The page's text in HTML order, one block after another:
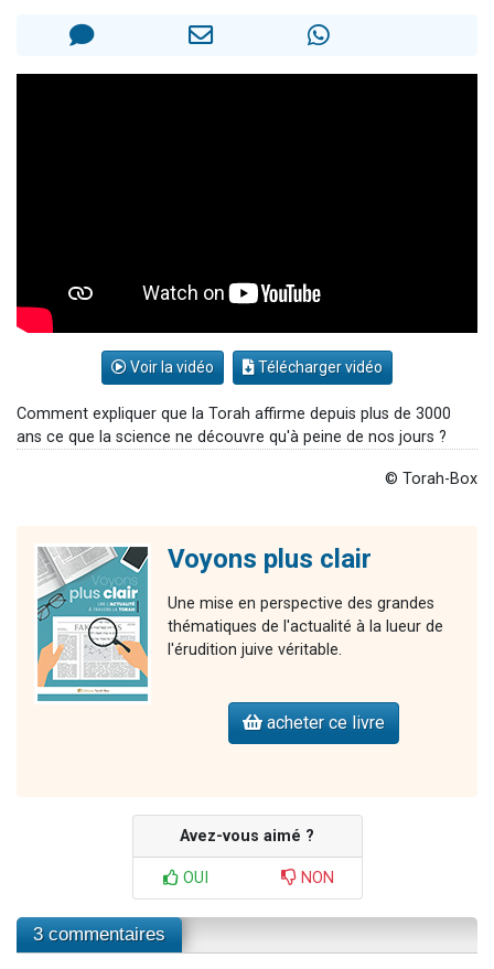
Voir la vidéo Télécharger vidéo
Comment expliquer que la Torah affirme depuis plus de 3000
ans ce que la science ne découvre qu'à peine de nos jours ?
© Torah-Box
Voyons plus clair
Une mise en perspective des grandes
thématiques de l'actualité à la lueur de
l'érudition juive véritable.
acheter ce livre
Avez-vous aimé ?
OUI NON
3 commentaires